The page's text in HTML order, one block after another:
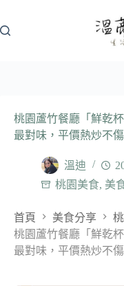
至
桃園蘆竹餐廳「鮮乾
最對味，平價熱炒不
溫迪
桃園美食, 美
首頁 美食分享
桃園蘆竹餐廳「鮮乾
最對味，平價熱炒不